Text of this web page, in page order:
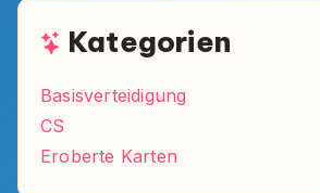
Kategorien
Basisverteidigung
CS
Eroberte Karten